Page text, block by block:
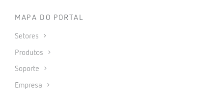
MAPA DO PORTAL
Setores
Produtos
Soporte
Empresa